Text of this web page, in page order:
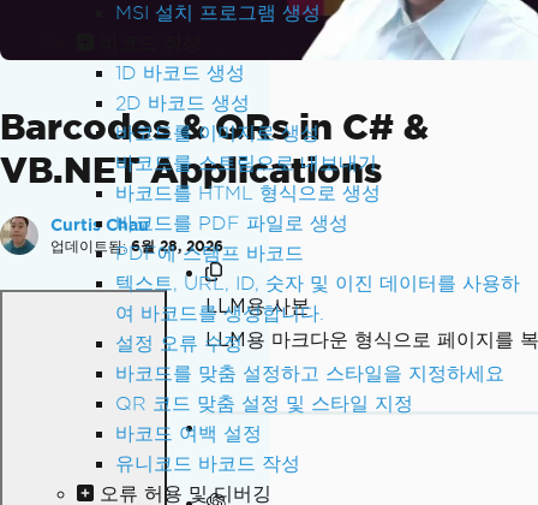
MSI 설치 프로그램 생성
1D 바코드 생성
2D 바코드 생성
바코드를 이미지로 생성
바코드를 스트림으로 내보내기
바코드를 HTML 형식으로 생성
바코드를 PDF 파일로 생성
PDF에 스탬프 바코드
텍스트, URL, ID, 숫자 및 이진 데이터를 사용하
여 바코드를 생성합니다.
설정 오류 수정
바코드를 맞춤 설정하고 스타일을 지정하세요
QR 코드 맞춤 설정 및 스타일 지정
바코드 여백 설정
유니코드 바코드 작성
오류 허용 및 디버깅
Barcodes & QRs in C# &
VB.NET Applications
Curtis Chau
업데이트됨: 6월 28, 2026
LLM용 사본
LLM용 마크다운 형식으로 페이지를